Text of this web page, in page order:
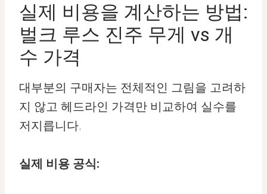
실제 비용을 계산하는 방법:
벌크 루스 진주 무게 vs 개
수 가격
대부분의 구매자는 전체적인 그림을 고려하
지 않고 헤드라인 가격만 비교하여 실수를
저지릅니다.
실제 비용 공식: